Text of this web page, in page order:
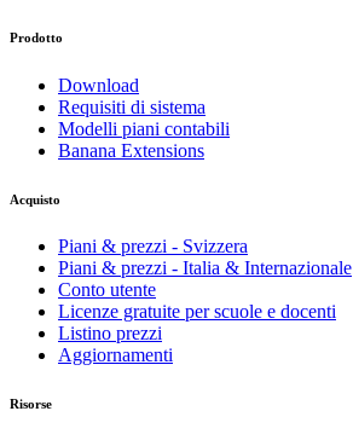
Prodotto
Download
Requisiti di sistema
Modelli piani contabili
Banana Extensions
Acquisto
Piani & prezzi - Svizzera
Piani & prezzi - Italia & Internazionale
Conto utente
Licenze gratuite per scuole e docenti
Listino prezzi
Aggiornamenti
Risorse